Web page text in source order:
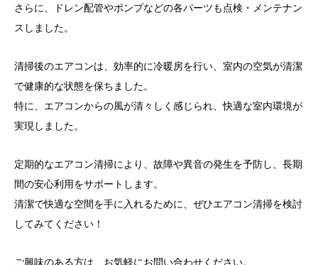
さらに、ドレン配管やポンプなどの各パーツも点検・メンテナン
スしました。
清掃後のエアコンは、効率的に冷暖房を行い、室内の空気が清潔
で健康的な状態を保ちました。
特に、エアコンからの風が清々しく感じられ、快適な室内環境が
実現しました。
定期的なエアコン清掃により、故障や異音の発生を予防し、長期
間の安心利用をサポートします。
清潔で快適な空間を手に入れるために、ぜひエアコン清掃を検討
してみてください！
ご興味のある方は、お気軽にお問い合わせください。